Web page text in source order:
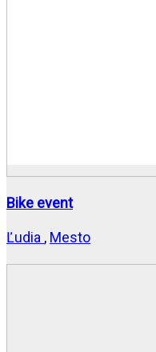
Bike event
Ľudia , Mesto